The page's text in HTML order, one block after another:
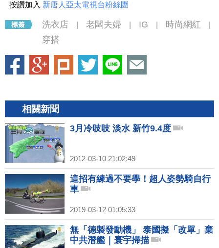
按讚加入 新唐人亞太電視台粉絲團
洗衣店 老闆夫婦 IG 時尚網紅
穿搭
相關新聞
3月冷吱吱 淡水 新竹9.4度
2012-03-10 21:02:49
這招有練過不要學！超人姿勢騎自行
車
2019-03-12 01:05:33
無「德製發動機」 泰國擬「改單」棄
中共潛艦｜寰宇掃描